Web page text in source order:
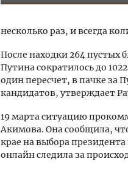
несколько раз, и всегда
После находки 264 пустых
Путина сократилось до
один пересчет, в пачке за
кандидатов, утверждает
19 марта ситуацию
Акимова. Она сообщила,
крае на выбора
онлайн следила за